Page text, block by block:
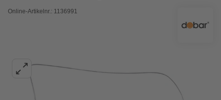
Online-Artikelnr.: 1136991